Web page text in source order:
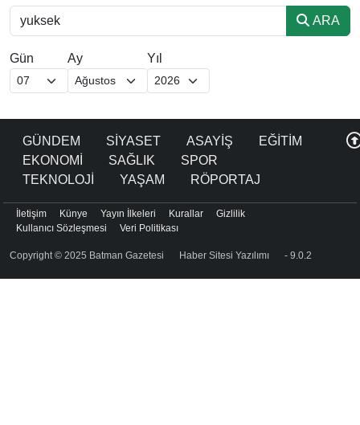
ARA
Gün Ay Yıl
GÜNDEM SİYASET ASAYİŞ
EĞİTİM
EKONOMİ
SAĞLIK
SPOR
TEKNOLOJİ
YAŞAM RÖPORTAJ
Copyright © 2025 Batman Gazetesi Haber Sitesi Yazılımı - 9.0.2
İletişim Künye Yayın İlkeleri Kurallar
Gizlilik
Kullanıcı Sözleşmesi
Veri Politikası